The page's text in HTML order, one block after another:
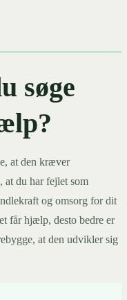
søge
at den kræver
at du har fejlet som
og omsorg for dit
får hjælp, desto bedre er
at den udvikler sig